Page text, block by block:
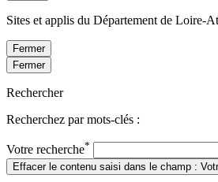
Sites et applis du Département de Loire-
Fermer
Fermer
Rechercher
Recherchez par mots-clés :
Votre recherche*
Effacer le contenu saisi dans le champ :